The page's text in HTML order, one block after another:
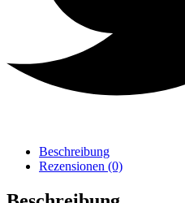
Beschreibung
Rezensionen (0)